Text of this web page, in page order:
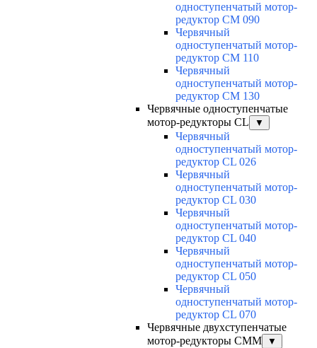
одноступенчатый мотор-
редуктор CM 090
Червячный
одноступенчатый мотор-
редуктор CM 110
Червячный
одноступенчатый мотор-
редуктор CM 130
Червячные одноступенчатые
мотор-редукторы CL
▼
Червячный
одноступенчатый мотор-
редуктор CL 026
Червячный
одноступенчатый мотор-
редуктор CL 030
Червячный
одноступенчатый мотор-
редуктор CL 040
Червячный
одноступенчатый мотор-
редуктор CL 050
Червячный
одноступенчатый мотор-
редуктор CL 070
Червячные двухступенчатые
мотор-редукторы CMM
▼